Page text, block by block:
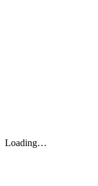
Loading…